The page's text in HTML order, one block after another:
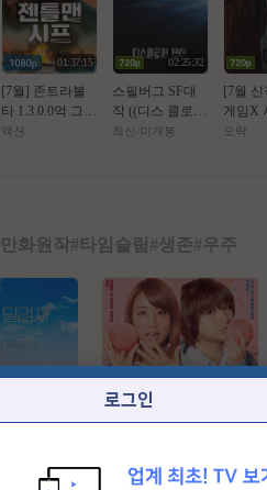
01:37:15
[7월] 존트라볼
타 1.3.0.0억 그림
을 훔쳐라 [ 젠틀
액션
02:25:32
스필버그 SF대
작 ((디스 클로저
데이)) 1080p 완
최신/미개봉
[7월 신
게임X
화 이상
오락
만화원작#타임슬립 #생존#우주
로그인